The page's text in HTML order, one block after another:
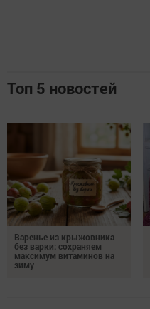
Топ 5 новостей
Варенье из крыжовника
без варки: сохраняем
максимум витаминов на
зиму